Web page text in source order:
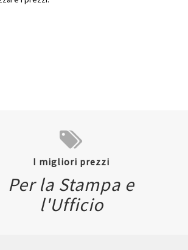
I migliori prezzi
Per la Stampa e
l'Ufficio